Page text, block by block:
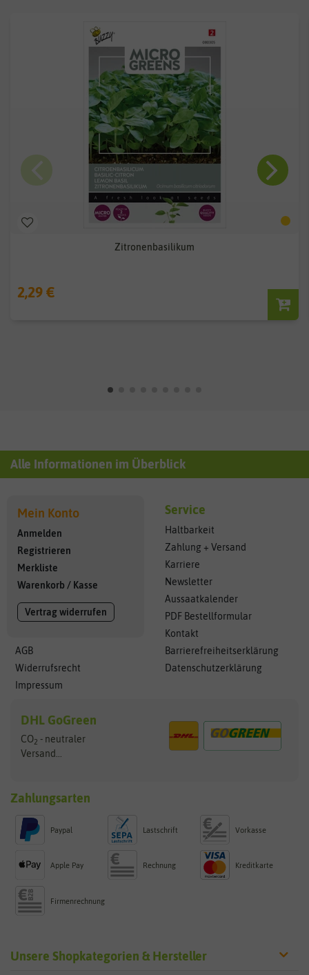
Zitronenbasilikum
2,29 €
Alle Informationen im Überblick
Mein Konto
Anmelden
Registrieren
Merkliste
Warenkorb / Kasse
Vertrag widerrufen
AGB
Widerrufsrecht
Impressum
Service
Haltbarkeit
Zahlung + Versand
Karriere
Newsletter
Aussaatkalender
PDF Bestellformular
Kontakt
Barrierefreiheitserklärung
Datenschutzerklärung
DHL GoGreen
CO2 - neutraler
Versand...
Zahlungsarten
Paypal Lastschrift Vorkasse
Apple Pay Rechnung Kreditkarte
Firmenrechnung
Unsere Shopkategorien & Hersteller